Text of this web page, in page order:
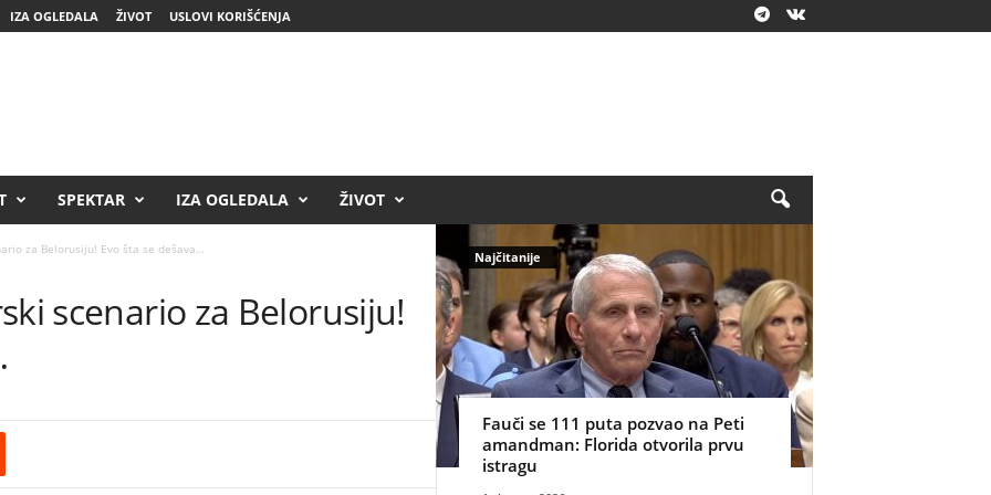
IZA OGLEDALA ŽIVOT USLOVI KORIŠĆENJA
SPEKTAR IZA OGLEDALA ŽIVOT
za Belorusiju! Evo šta se dešava…
scenario za Belorusiju!
Najčitanije
Fauči se 111 puta pozvao na Peti
amandman: Florida otvorila prvu
istragu